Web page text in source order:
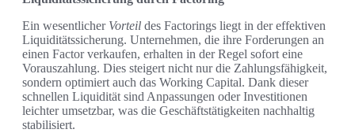
Ein wesentlicher Vorteil des Factorings liegt in der effektiven
Liquiditätssicherung. Unternehmen, die ihre Forderungen an
einen Factor verkaufen, erhalten in der Regel sofort eine
Vorauszahlung. Dies steigert nicht nur die Zahlungsfähigkeit,
sondern optimiert auch das Working Capital. Dank dieser
schnellen Liquidität sind Anpassungen oder Investitionen
leichter umsetzbar, was die Geschäftstätigkeiten nachhaltig
stabilisiert.